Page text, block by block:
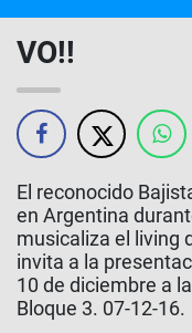
VO!!
El reconocido
en Argentina
musicaliza el living
invita a la
10 de diciembre a
Bloque 3. 07-12-16.